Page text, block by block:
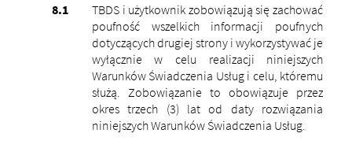
TBDS i użytkownik zobowiązują się zachować
poufność wszelkich informacji poufnych
dotyczących drugiej strony i wykorzystywać je
wyłącznie w celu realizacji niniejszych
Warunków Świadczenia Usług i celu, któremu
służą. Zobowiązanie to obowiązuje przez
okres trzech (3) lat od daty rozwiązania
niniejszych Warunków Świadczenia Usług.